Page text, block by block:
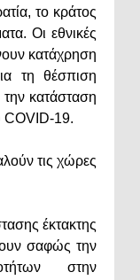
το κράτος
Οι εθνικές
κατάχρηση
τη θέσπιση
την κατάσταση
COVID-19.
τις χώρες
έκτακτης
σαφώς την
στην